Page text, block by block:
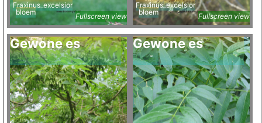
Fraxinus_excelsior
bloem
Fullscreen view
Fraxinus_excelsior
bloem
Fullscreen view
Gewone es Gewone es